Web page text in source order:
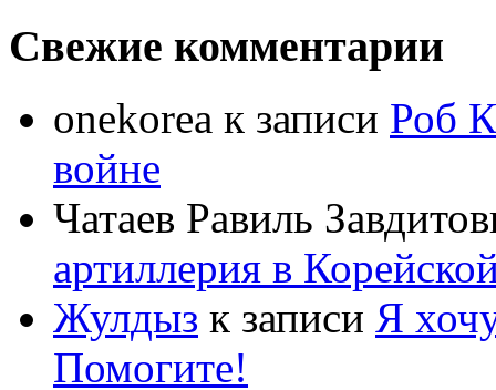
Свежие комментарии
onekorea к записи Роб
войне
Чатаев Равиль
артиллерия в
Жулдыз к записи Я
Помогите!